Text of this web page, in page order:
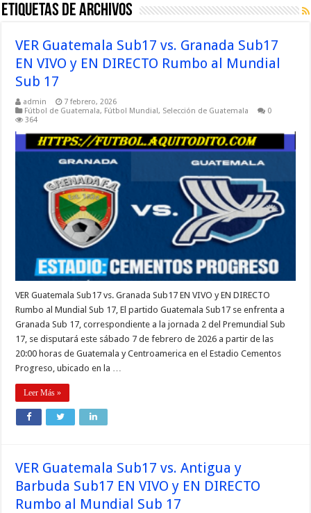
Etiquetas de Archivos
VER Guatemala Sub17 vs. Granada Sub17
EN VIVO y EN DIRECTO Rumbo al Mundial
Sub 17
admin
7 febrero, 2026
Fútbol de Guatemala, Fútbol Mundial, Selección de Guatemala
0
364
VER Guatemala Sub17 vs. Granada Sub17 EN VIVO y EN DIRECTO
Rumbo al Mundial Sub 17, El partido Guatemala Sub17 se enfrenta a
Granada Sub 17, correspondiente a la jornada 2 del Premundial Sub
17, se disputará este sábado 7 de febrero de 2026 a partir de las
20:00 horas de Guatemala y Centroamerica en el Estadio Cementos
Progreso, ubicado en la …
Leer Más »
VER Guatemala Sub17 vs. Antigua y
Barbuda Sub17 EN VIVO y EN DIRECTO
Rumbo al Mundial Sub 17